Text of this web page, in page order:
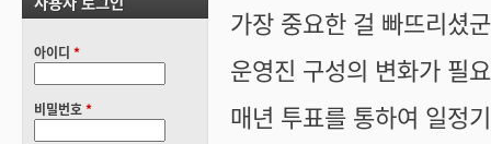
가장 중요한 걸 빠뜨리셨
운영진 구성의 변화가 필
매년 투표를 통하여 일정
아이디 *
비밀번호*